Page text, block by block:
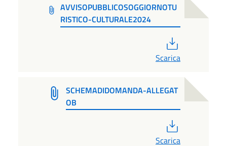
AVVISOPUBBLICOSOGGIORNOTU
RISTICO-CULTURALE2024
Scarica
SCHEMADIDOMANDA-ALLEGAT
OB
Scarica